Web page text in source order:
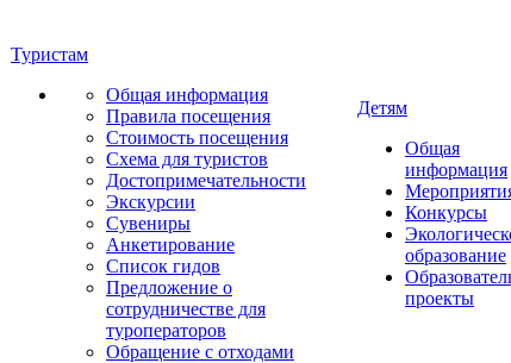
Туристам
Общая информация
Правила посещения
Стоимость посещения
Схема для туристов
Достопримечательности
Экскурсии
Сувениры
Анкетирование
Список гидов
Предложение о
сотрудничестве для
туроператоров
Обращение с отходами
Детям
Общая
информация
Конкурсы
образование
проекты